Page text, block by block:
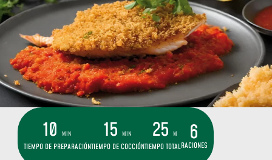
10 MIN
TIEMPO DE PREPARACIÓN
15 MIN
TIEMPO DE COCCIÓN
25 M
TIEMPO TOTAL
6
RACIONES